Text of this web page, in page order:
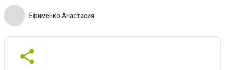
Ефименко Анастасия